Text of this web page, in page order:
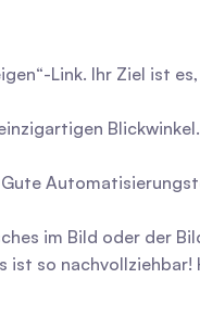
Link. Ihr Ziel ist
im Bild oder der
so nachvollziehbar!